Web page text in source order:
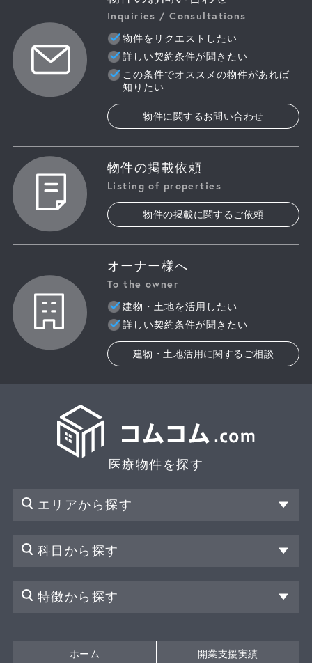
Inquiries / Consultations
物件をリクエストしたい
詳しい契約条件が聞きたい
この条件でオススメの物件があれば
知りたい
物件に関するお問い合わせ
物件の掲載依頼
Listing of properties
物件の掲載に関するご依頼
オーナー様へ
To the owner
建物・土地を活用したい
詳しい契約条件が聞きたい
建物・土地活用に関するご相談
医療物件を探す
エリアから探す
科目から探す
特徴から探す
ホーム 開業支援実績